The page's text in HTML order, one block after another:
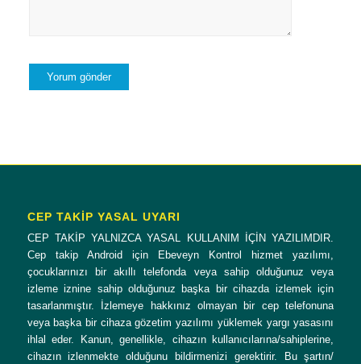
CEP TAKİP YASAL UYARI
CEP TAKİP YALNIZCA YASAL KULLANIM İÇİN YAZILIMDIR.
Cep takip Android için Ebeveyn Kontrol hizmet yazılımı,
çocuklarınızı bir akıllı telefonda veya sahip olduğunuz veya
izleme iznine sahip olduğunuz başka bir cihazda izlemek için
tasarlanmıştır. İzlemeye hakkınız olmayan bir cep telefonuna
veya başka bir cihaza gözetim yazılımı yüklemek yargı yasasını
ihlal eder. Kanun, genellikle, cihazın kullanıcılarına/sahiplerine,
cihazın izlenmekte olduğunu bildirmenizi gerektirir. Bu şartın/